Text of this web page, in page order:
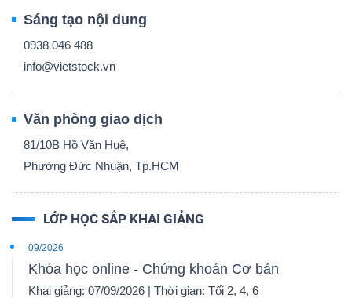
Sáng tạo nội dung
0938 046 488
info@vietstock.vn
Văn phòng giao dịch
81/10B Hồ Văn Huê,
Phường Đức Nhuận, Tp.HCM
LỚP HỌC SẮP KHAI GIẢNG
09/2026
Khóa học online - Chứng khoán Cơ bản
Khai giảng: 07/09/2026 | Thời gian: Tối 2, 4, 6